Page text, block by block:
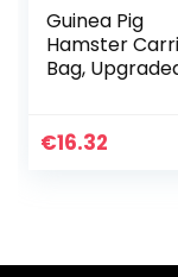
Guinea Pig
Hamster
Bag,
met
€16.32